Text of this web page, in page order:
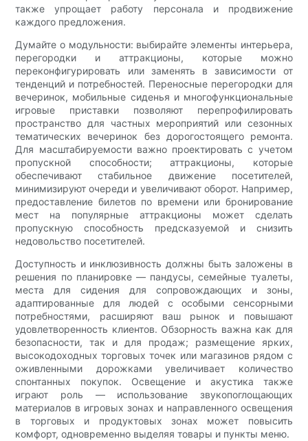
также упрощает работу персонала и продвижение
каждого предложения.
Думайте о модульности: выбирайте элементы интерьера,
перегородки и аттракционы, которые можно
переконфигурировать или заменять в зависимости от
тенденций и потребностей. Переносные перегородки для
вечеринок, мобильные сиденья и многофункциональные
игровые приставки позволяют перепрофилировать
пространство для частных мероприятий или сезонных
тематических вечеринок без дорогостоящего ремонта.
Для масштабируемости важно проектировать с учетом
пропускной способности; аттракционы, которые
обеспечивают стабильное движение посетителей,
минимизируют очереди и увеличивают оборот. Например,
предоставление билетов по времени или бронирование
мест на популярные аттракционы может сделать
пропускную способность предсказуемой и снизить
недовольство посетителей.
Доступность и инклюзивность должны быть заложены в
решения по планировке — пандусы, семейные туалеты,
места для сидения для сопровождающих и зоны,
адаптированные для людей с особыми сенсорными
потребностями, расширяют ваш рынок и повышают
удовлетворенность клиентов. Обзорность важна как для
безопасности, так и для продаж; размещение ярких,
высокодоходных торговых точек или магазинов рядом с
оживленными дорожками увеличивает количество
спонтанных покупок. Освещение и акустика также
играют роль — использование звукопоглощающих
материалов в игровых зонах и направленного освещения
в торговых и продуктовых зонах может повысить
комфорт, одновременно выделяя товары и пункты меню.